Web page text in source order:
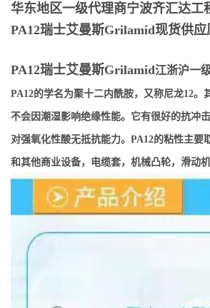
华东地区一级代理商宁波齐汇达
PA12瑞士艾曼斯Grilamid现货供应
PA12瑞士艾曼斯Grilamid江浙沪一
PA12的学名为聚十二内酰胺，又称尼龙12
不会因潮湿影响绝缘性能。它有很好的抗冲
对强氧化性酸无抵抗能力。PA12的粘性主
和其他商业设备，电缆套，机械凸轮，滑动